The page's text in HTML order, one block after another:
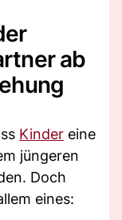
ab
Kinder eine
jüngeren
Doch
eines: